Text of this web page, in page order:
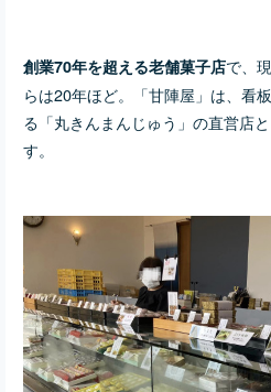
創業70年を超える老舗菓子店で、
らは20年ほど。「甘陣屋」は、看
る「丸きんまんじゅう」の直営店
す。